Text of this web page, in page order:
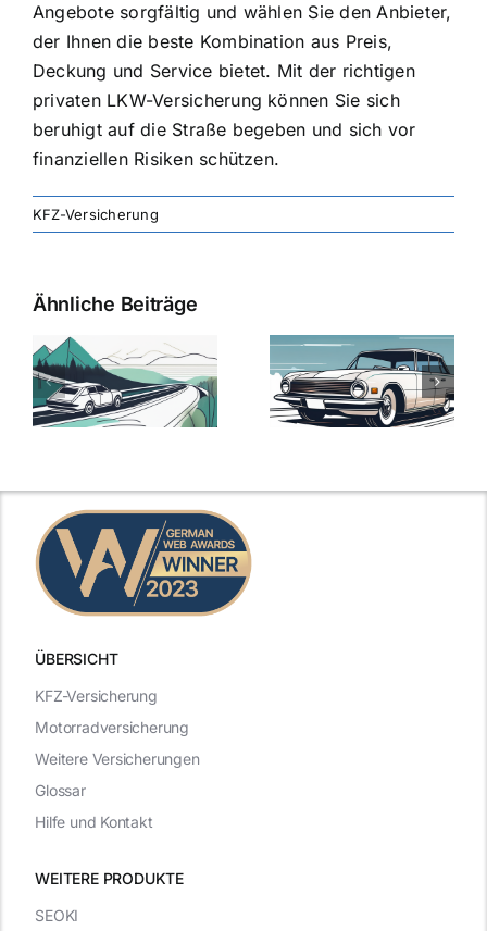
Angebote sorgfältig und wählen Sie den Anbieter,
der Ihnen die beste Kombination aus Preis,
Deckung und Service bietet. Mit der richtigen
privaten LKW-Versicherung können Sie sich
beruhigt auf die Straße begeben und sich vor
finanziellen Risiken schützen.
KFZ-Versicherung
Ähnliche Beiträge
Versicherung:
Günstige Kfz-
Versicherungstarife
mit Top-
Kfz-
Die besten
Angebote im
ÜBERSICHT
WEITERE PRODUKTE
KFZ-Versicherung
Motorradversicherung
Weitere Versicherungen
Glossar
Hilfe und Kontakt
SEOKI